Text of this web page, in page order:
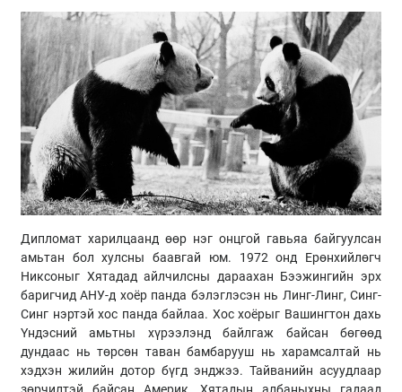
Дипломат харилцаанд өөр нэг онцгой гавьяа байгуулсан
амьтан бол хулсны баавгай юм. 1972 онд Ерөнхийлөгч
Никсоныг Хятадад айлчилсны дараахан Бээжингийн эрх
баригчид АНУ-д хоёр панда бэлэглэсэн нь Линг-Линг, Синг-
Синг нэртэй хос панда байлаа. Хос хоёрыг Вашингтон дахь
Үндэсний амьтны хүрээлэнд байлгаж байсан бөгөөд
дундаас нь төрсөн таван бамбарууш нь харамсалтай нь
хэдхэн жилийн дотор бүгд энджээ. Тайванийн асуудлаар
зөрчилтэй байсан Америк, Хятадын албаныхны гадаад